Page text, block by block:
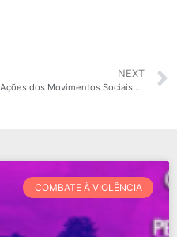
NEXT
Ações dos Movimentos Sociais nas Periferias durante a Pandemia
COMBATE À VIOLÊNCIA